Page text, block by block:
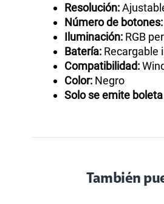
Resolución:
Número de botones:
Iluminación: RGB
Batería: Recargable
Compatibilidad:
Color: Negro
Solo se emite
También